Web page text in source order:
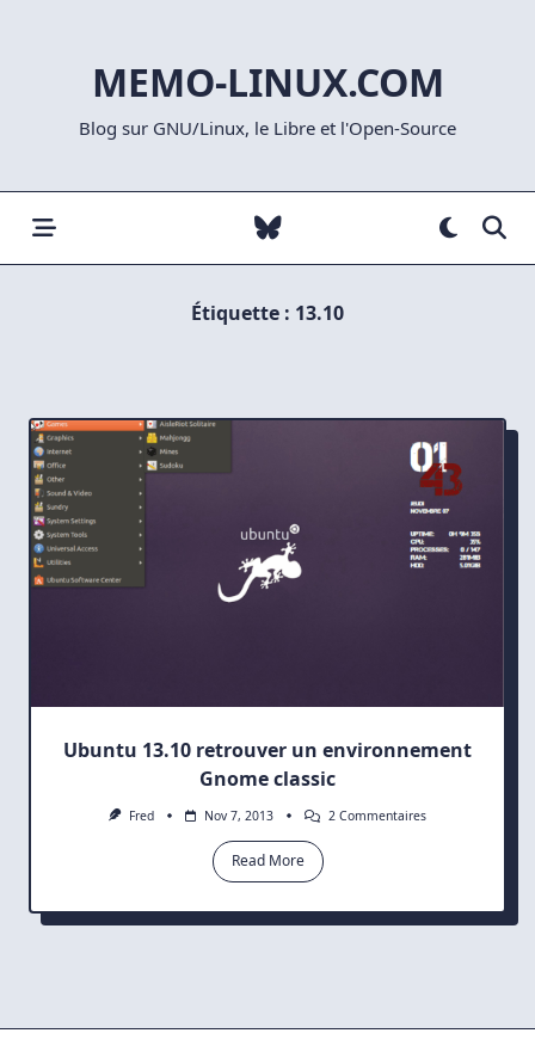
MEMO-LINUX.COM
Blog sur GNU/Linux, le Libre et l'Open-Source
Étiquette : 13.10
Ubuntu 13.10 retrouver un environnement
Gnome classic
Fred Nov 7, 2013 2 CommentairesSur
Gnome
Read More